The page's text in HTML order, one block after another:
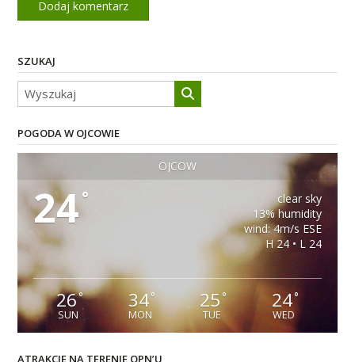
SZUKAJ
POGODA W OJCOWIE
OJCÓW
24°
clear sky
13% humidity
wind: 4m/s ESE
H 24 • L 24
26°
SUN
34°
MON
25 °
TUE
24°
WED
ATRAKCJE NA TERENIE OPN’U